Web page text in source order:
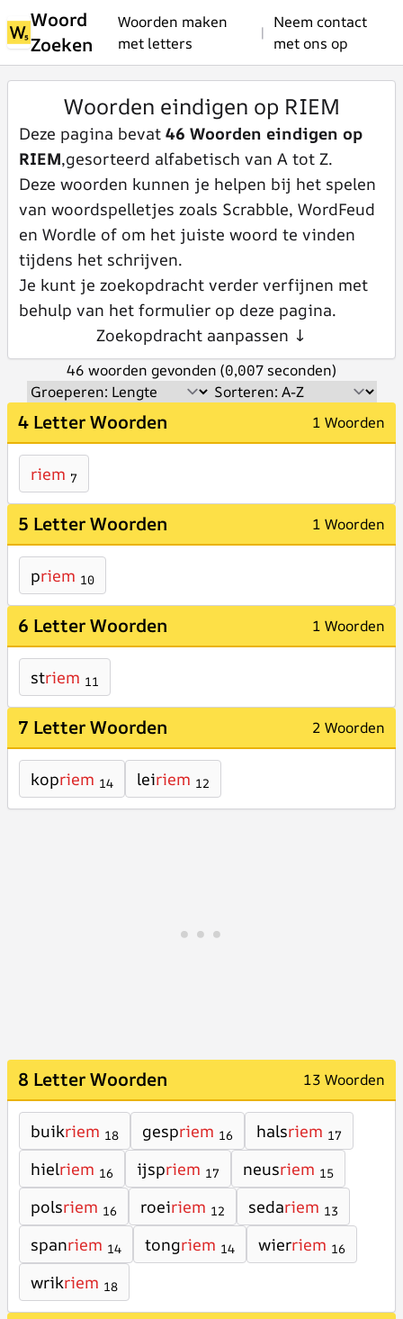
Woord
Zoeken
Woorden maken
met letters
|
Neem contact
met ons op
Woorden eindigen op RIEM
Deze pagina bevat 46 Woorden eindigen op
RIEM,gesorteerd alfabetisch van A tot Z.
Deze woorden kunnen je helpen bij het spelen
van woordspelletjes zoals Scrabble, WordFeud
en Wordle of om het juiste woord te vinden
tijdens het schrijven.
Je kunt je zoekopdracht verder verfijnen met
behulp van het formulier op deze pagina.
Zoekopdracht aanpassen ↓
46 woorden gevonden (0,007 seconden)
4 Letter Woorden 1 Woorden
riem 7
5 Letter Woorden 1 Woorden
priem 10
6 Letter Woorden 1 Woorden
striem 11
7 Letter Woorden 2 Woorden
kopriem 14 leiriem 12
8 Letter Woorden 13 Woorden
buikriem 18 gespriem 16 halsriem 17
hielriem 16 ijspriem 17 neusriem 15
polsriem 16 roeiriem 12 sedariem 13
spanriem 14 tongriem 14 wierriem 16
wrikriem 18